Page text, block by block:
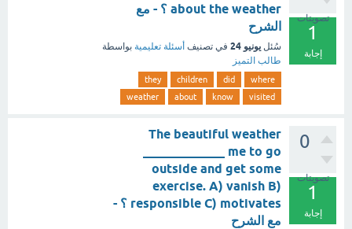
تصويتات
1
إجابة
about the weather ؟ - مع
الشرح
سُئل يونيو 24 في تصنيف أسئلة تعليمية بواسطة
طالب التميز
where
did
children
they
visited
know
about
weather
0
تصويتات
1
إجابة
The beautiful weather
_____________ me to go
outside and get some
exercise. A) vanish B)
responsible C) motivates ؟ -
مع الشرح